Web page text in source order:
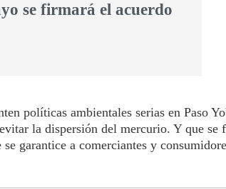
se firmará el acuerdo
políticas ambientales serias en Paso
la dispersión del mercurio. Y que se
garantice a comerciantes y